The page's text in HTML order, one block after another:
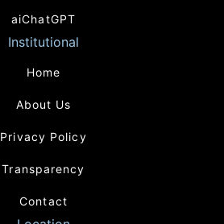
aiChatGPT
Institutional
Home
About Us
Privacy Policy
Transparency
Contact